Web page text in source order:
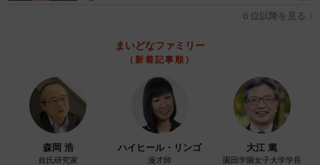
ーー声優さんの役作りにはさまざまなスタイルがあるそう
私はキャラクターの「姿勢」をイメージすることか
ら始めます。
堂々と胸をはっているのと、猫背では声の出し方がぜんぜ
ん違うんです。姿勢は生きていくテンポに関係しますか
６位以降を見る
まいどなファミリー
（新着記事順）
森岡 浩
姓氏研究家
ハイヒール・リンゴ
漫才師
大江 篤
園田学園女子大学学長